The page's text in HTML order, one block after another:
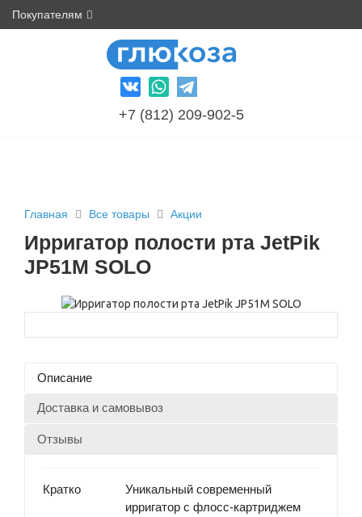
Покупателям
+7 (812) 209-902-5
Главная Все товары Акции
Ирригатор полости рта JetPik
JP51M SOLO
Описание
Доставка и самовывоз
Отзывы
Кратко
Уникальный современный
ирригатор с флосс-картриджем